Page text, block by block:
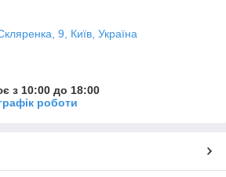
9, Київ, Україна
з 10:00 до 18:00
роботи